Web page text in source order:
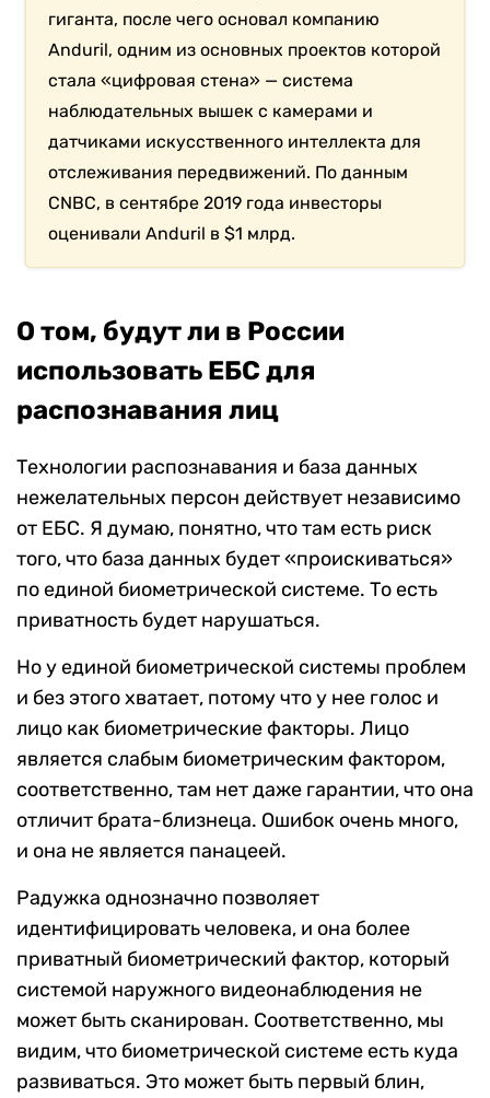
гиганта, после чего основал компанию
Anduril, одним из основных проектов которой
стала «цифровая стена» — система
наблюдательных вышек с камерами и
датчиками искусственного интеллекта для
отслеживания передвижений. По данным
CNBC, в сентябре 2019 года инвесторы
оценивали Anduril в $1 млрд.
О том, будут ли в России
использовать ЕБС для
распознавания лиц
Технологии распознавания и база данных
нежелательных персон действует независимо
от ЕБС. Я думаю, понятно, что там есть риск
того, что база данных будет «проискиваться»
по единой биометрической системе. То есть
приватность будет нарушаться.
Но у единой биометрической системы проблем
и без этого хватает, потому что у нее голос и
лицо как биометрические факторы. Лицо
является слабым биометрическим фактором,
соответственно, там нет даже гарантии, что она
отличит брата-близнеца. Ошибок очень много,
и она не является панацеей.
Радужка однозначно позволяет
идентифицировать человека, и она более
приватный биометрический фактор, который
системой наружного видеонаблюдения не
может быть сканирован. Соответственно, мы
видим, что биометрической системе есть куда
развиваться. Это может быть первый блин,